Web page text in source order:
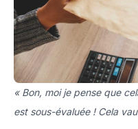
« Bon, moi je pense que
est sous-évaluée ! Cela